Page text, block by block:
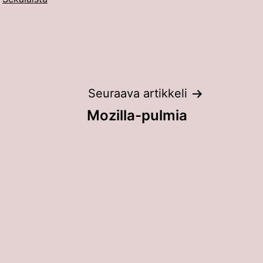
Seuraava artikkeli
Mozilla-pulmia